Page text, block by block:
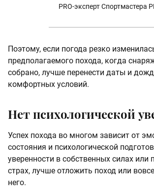
PRO-эксперт Спортмастера
Поэтому, если погода резко
предполагаемого похода, когда
собрано, лучше перенести даты и
комфортных условий.
Нет психологической
Успех похода во многом зависит от
состояния и психологической
уверенности в собственных силах или
страх, лучше отложить поход или
него.